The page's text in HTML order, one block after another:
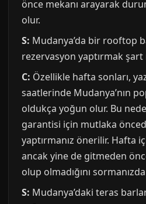
önce mekanı arayarak
olur.
S: Mudanya’da bir rooftop
rezervasyon yaptırmak şart
C: Özellikle hafta sonları,
saatlerinde Mudanya’nın
oldukça yoğun olur. Bu
garantisi için mutlaka
yaptırmanız önerilir. Hafta
ancak yine de gitmeden
olup olmadığını
S: Mudanya’daki teras